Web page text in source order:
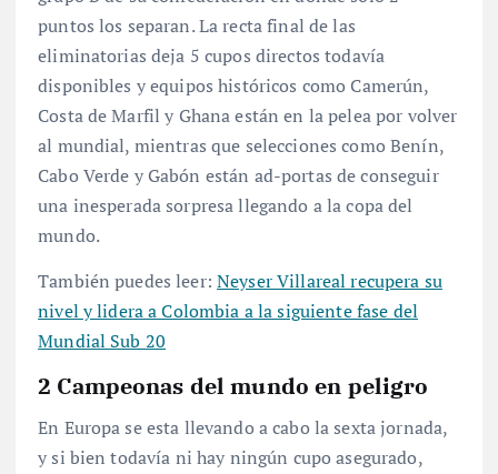
puntos los separan. La recta final de las
eliminatorias deja 5 cupos directos todavía
disponibles y equipos históricos como Camerún,
Costa de Marfil y Ghana están en la pelea por volver
al mundial, mientras que selecciones como Benín,
Cabo Verde y Gabón están ad-portas de conseguir
una inesperada sorpresa llegando a la copa del
mundo.
También puedes leer:Neyser Villareal recupera su
nivel y lidera a Colombia a la siguiente fase del
Mundial Sub 20
2 Campeonas del mundo en peligro
En Europa se esta llevando a cabo la sexta jornada,
y si bien todavía ni hay ningún cupo asegurado,